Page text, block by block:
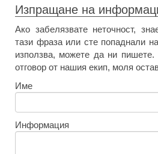
Изпращане на
Ако забелязвате неточност,
тази фраза или сте попаднали
използва, можете да ни
отговор от нашия екип, моля
Име
Информация